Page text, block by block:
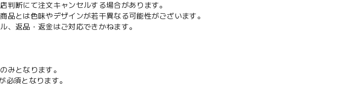
判断にて注文キャンセルする場合があります。
品とは色味やデザインが若干異なる可能性がございます。
、返品・返金はご対応できかねます。
みとなります。
必須となります。